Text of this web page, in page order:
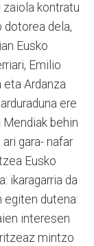
kontratu
dotorea dela,
Eusko
Emilio
eta Ardanza
ere
Mendiak behin
gara- nafar
Eusko
ikaragarria da
egiten dutena:
interesen
mintzo